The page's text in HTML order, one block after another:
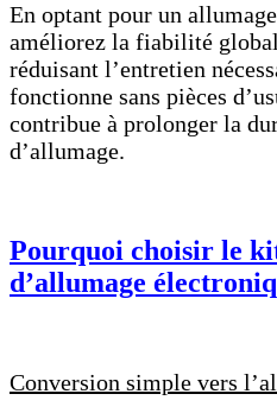
En optant pour un
améliorez la fiabilité
réduisant l’entretien
fonctionne sans pièces
contribue à prolonger la
d’allumage.
Pourquoi choisir le
d’allumage
Conversion simple vers